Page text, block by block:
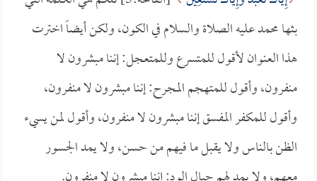
بثها محمد عليه الصلاة والسلام في الكون، ولكن أيضاً اخترت
هذا العنوان لأقول للمتسرع وللمتعجل: إننا مبشرون لا
منفرون، وأقول للمتهجم المجرح: إننا مبشرون لا منفرون،
وأقول للمكفر المفسق إننا مبشرون لا منفرون، وأقول لمن يسيء
الظن بالناس ولا يقبل ما فيهم من حسن، ولا يمد الجسور